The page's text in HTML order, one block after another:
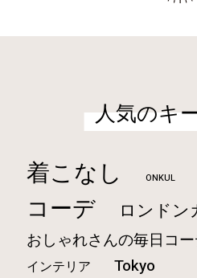
人気のキ
着こなし ONKUL
コーデ ロンドン
おしゃれさんの毎日コ
インテリア Tokyo